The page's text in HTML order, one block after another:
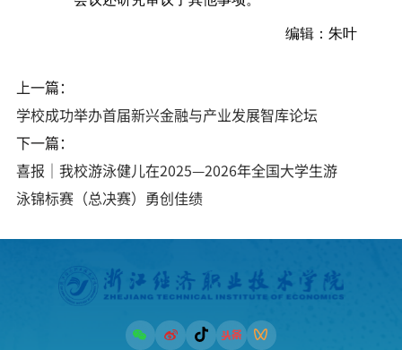
编辑：朱叶
上一篇：
学校成功举办首届新兴金融与产业发展智库论坛
下一篇：
喜报｜我校游泳健儿在2025—2026年全国大学生游
泳锦标赛（总决赛）勇创佳绩